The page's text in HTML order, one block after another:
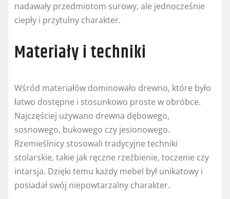
nadawały przedmiotom surowy, ale jednocześnie
ciepły i przytulny charakter.
Materiały i techniki
Wśród materiałów dominowało drewno, które było
łatwo dostępne i stosunkowo proste w obróbce.
Najczęściej używano drewna dębowego,
sosnowego, bukowego czy jesionowego.
Rzemieślnicy stosowali tradycyjne techniki
stolarskie, takie jak ręczne rzeźbienie, toczenie czy
intarsja. Dzięki temu każdy mebel był unikatowy i
posiadał swój niepowtarzalny charakter.